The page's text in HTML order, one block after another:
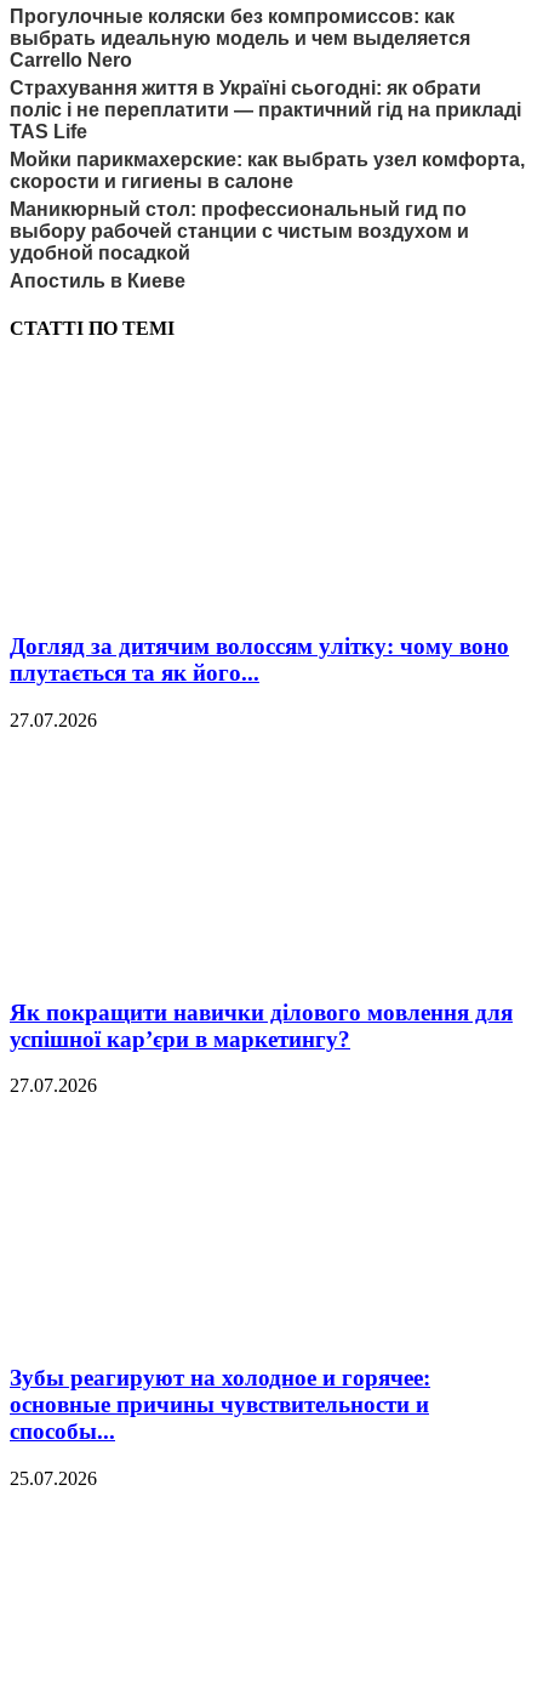
Прогулочные коляски без компромиссов: как
выбрать идеальную модель и чем выделяется
Carrello Nero
Страхування життя в Україні сьогодні: як обрати
поліс і не переплатити — практичний гід на прикладі
TAS Life
Мойки парикмахерские: как выбрать узел комфорта,
скорости и гигиены в салоне
Маникюрный стол: профессиональный гид по
выбору рабочей станции с чистым воздухом и
удобной посадкой
Апостиль в Киеве
СТАТТІ ПО ТЕМІ
Догляд за дитячим волоссям улітку: чому воно
плутається та як його...
27.07.2026
Як покращити навички ділового мовлення для
успішної кар’єри в маркетингу?
27.07.2026
Зубы реагируют на холодное и горячее:
основные причины чувствительности и
способы...
25.07.2026